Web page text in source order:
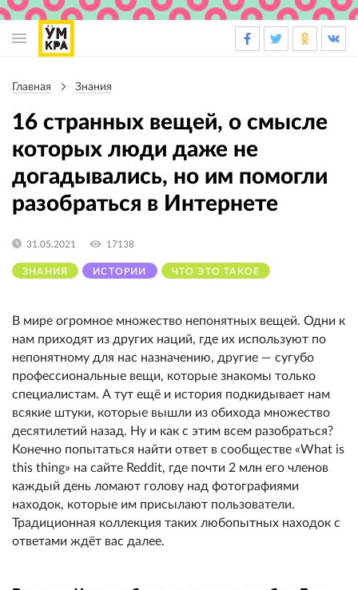
навигации
Главная Знания
16 странных вещей, о смысле
которых люди даже не
догадывались, но им помогли
разобраться в Интернете
ЗНАНИЯ ИСТОРИИ ЧТО ЭТО ТАКОЕ
31.05.2021 17138
В мире огромное множество непонятных вещей. Одни к
нам приходят из других наций, где их используют по
непонятному для нас назначению, другие — сугубо
профессиональные вещи, которые знакомы только
специалистам. А тут ещё и история подкидывает нам
всякие штуки, которые вышли из обихода множество
десятилетий назад. Ну и как с этим всем разобраться?
Конечно попытаться найти ответ в сообществе «What is
this thing» на сайте Reddit, где почти 2 млн его членов
каждый день ломают голову над фотографиями
находок, которые им присылают пользователи.
Традиционная коллекция таких любопытных находок с
ответами ждёт вас далее.